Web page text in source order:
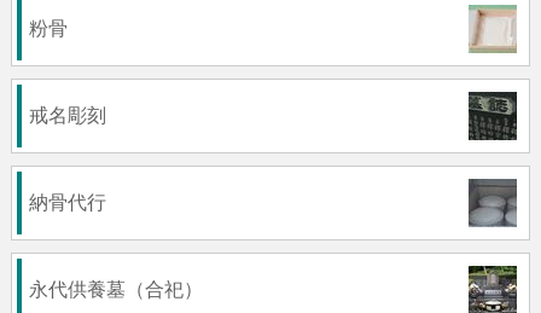
粉骨
戒名彫刻
納骨代行
永代供養墓（合祀）